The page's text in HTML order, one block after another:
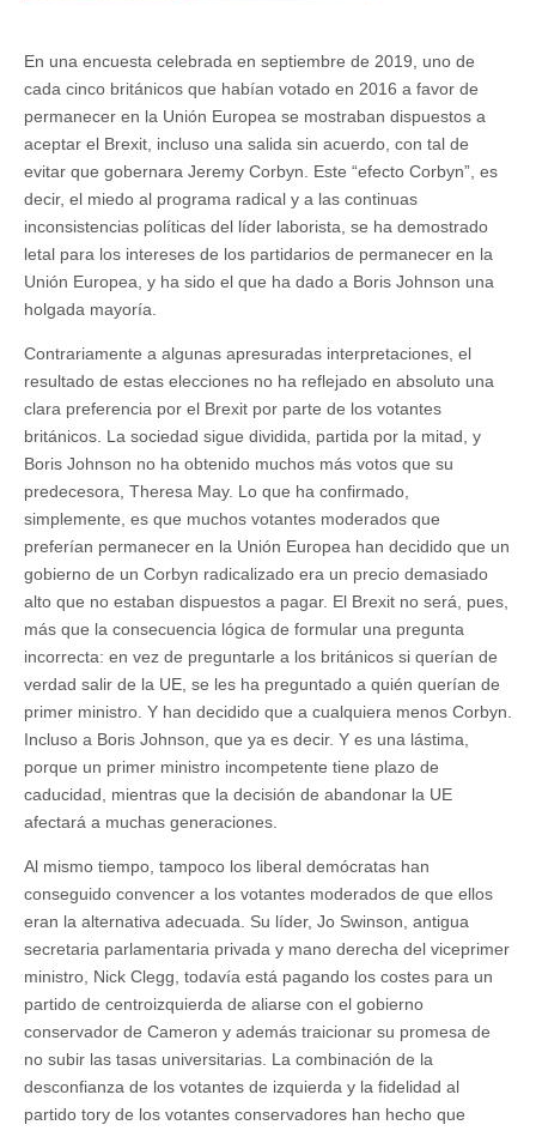
En una encuesta celebrada en septiembre de 2019, uno de
cada cinco británicos que habían votado en 2016 a favor de
permanecer en la Unión Europea se mostraban dispuestos a
aceptar el Brexit, incluso una salida sin acuerdo, con tal de
evitar que gobernara Jeremy Corbyn. Este “efecto Corbyn”, es
decir, el miedo al programa radical y a las continuas
inconsistencias políticas del líder laborista, se ha demostrado
letal para los intereses de los partidarios de permanecer en la
Unión Europea, y ha sido el que ha dado a Boris Johnson una
holgada mayoría.
Contrariamente a algunas apresuradas interpretaciones, el
resultado de estas elecciones no ha reflejado en absoluto una
clara preferencia por el Brexit por parte de los votantes
británicos. La sociedad sigue dividida, partida por la mitad, y
Boris Johnson no ha obtenido muchos más votos que su
predecesora, Theresa May. Lo que ha confirmado,
simplemente, es que muchos votantes moderados que
preferían permanecer en la Unión Europea han decidido que un
gobierno de un Corbyn radicalizado era un precio demasiado
alto que no estaban dispuestos a pagar. El Brexit no será, pues,
más que la consecuencia lógica de formular una pregunta
incorrecta: en vez de preguntarle a los británicos si querían de
verdad salir de la UE, se les ha preguntado a quién querían de
primer ministro. Y han decidido que a cualquiera menos Corbyn.
Incluso a Boris Johnson, que ya es decir. Y es una lástima,
porque un primer ministro incompetente tiene plazo de
caducidad, mientras que la decisión de abandonar la UE
afectará a muchas generaciones.
Al mismo tiempo, tampoco los liberal demócratas han
conseguido convencer a los votantes moderados de que ellos
eran la alternativa adecuada. Su líder, Jo Swinson, antigua
secretaria parlamentaria privada y mano derecha del viceprimer
ministro, Nick Clegg, todavía está pagando los costes para un
partido de centroizquierda de aliarse con el gobierno
conservador de Cameron y además traicionar su promesa de
no subir las tasas universitarias. La combinación de la
desconfianza de los votantes de izquierda y la fidelidad al
partido tory de los votantes conservadores han hecho que